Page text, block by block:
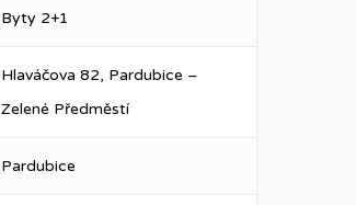
Byty 2+1
Hlaváčova 82, Pardubice –
Zelené Předměstí
Pardubice